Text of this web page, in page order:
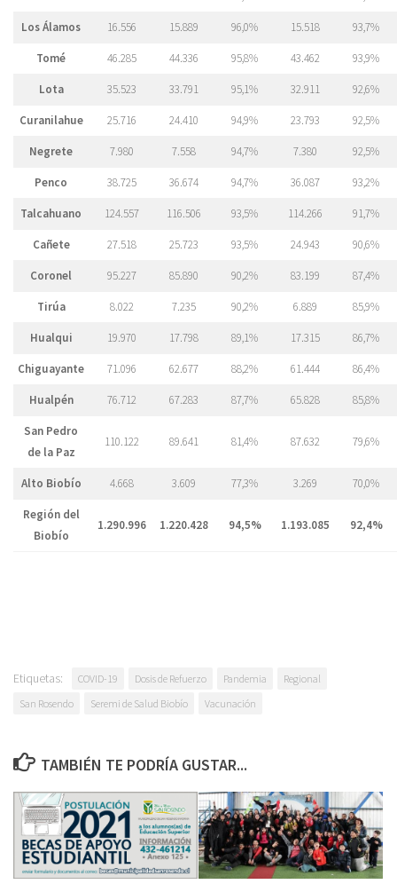
Los Álamos 16.556 15.889 96,0% 15.518 93,7%
Tomé 46.285 44.336 95,8% 43.462 93,9%
Lota 35.523 33.791 95,1% 32.911 92,6%
Curanilahue 25.716 24.410 94,9% 23.793 92,5%
Negrete 7.980 7.558 94,7% 7.380 92,5%
Penco 38.725 36.674 94,7% 36.087 93,2%
Talcahuano 124.557 116.506 93,5% 114.266 91,7%
Cañete 27.518 25.723 93,5% 24.943 90,6%
Coronel 95.227 85.890 90,2% 83.199 87,4%
Tirúa 8.022 7.235 90,2% 6.889 85,9%
Hualqui 19.970 17.798 89,1% 17.315 86,7%
Chiguayante 71.096 62.677 88,2% 61.444 86,4%
Hualpén 76.712 67.283 87,7% 65.828 85,8%
San Pedro
de la Paz
110.122 89.641 81,4% 87.632 79,6%
Alto Biobío 4.668 3.609 77,3% 3.269 70,0%
Región del
Biobío
1.290.996 1.220.428 94,5% 1.193.085 92,4%
Etiquetas: COVID-19 Dosis de Refuerzo Pandemia
Regional
San Rosendo
Seremi de Salud Biobío Vacunación
TAMBIÉN TE PODRÍA GUSTAR...